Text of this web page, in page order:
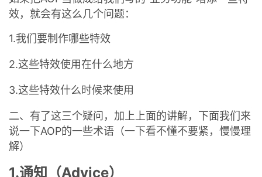
我
的
课
我
的
证
我
实
的
的
技
术
支
持
我
的
云
声
建
效，就会有这么几个问题：
1.我们要制作哪些特效
2.这些特效使用在什么地方
3.这些特效什么时候来使用
二、有了这三个疑问，加上上面的讲解，下面我们来
说一下AOP的一些术语（一下看不懂不要紧，慢慢理
解）
1.通知（Advice）